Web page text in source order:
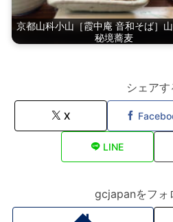
京都山科小山［霞中庵 音和そば］
秘境蕎麦
シェアす
X
LINE
gcjapanをフォ